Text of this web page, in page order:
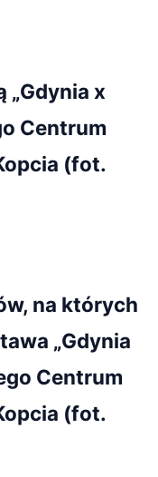
x
Centrum
(fot.
na których
„Gdynia
Centrum
(fot.